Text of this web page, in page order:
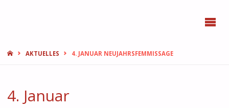
STARTAKTUELLES 4. JANUAR NEUJAHRSFEMMISSAGE
4. Januar